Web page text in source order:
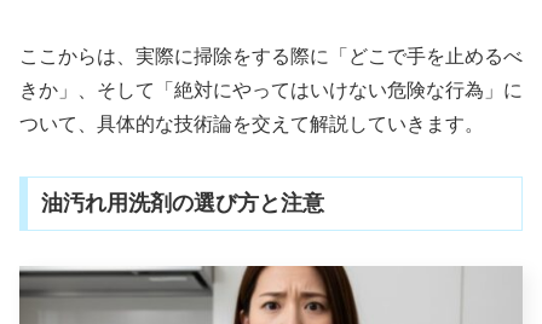
ここからは、実際に掃除をする際に「どこで手を止めるべ
きか」、そして「絶対にやってはいけない危険な行為」に
ついて、具体的な技術論を交えて解説していきます。
油汚れ用洗剤の選び方と注意